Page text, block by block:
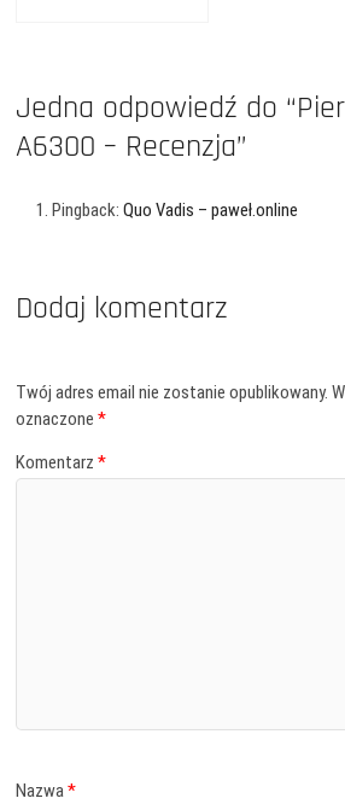
Jedna odpowiedź do
A6300 – Recenzja”
Pingback:Quo Vadis – paweł.online
Dodaj komentarz
Twój adres email nie zostanie opublikowany.
oznaczone*
Komentarz*
Nazwa*